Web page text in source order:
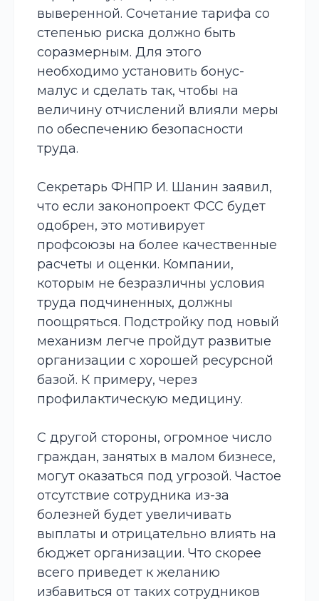
выверенной. Сочетание тарифа со
степенью риска должно быть
соразмерным. Для этого
необходимо установить бонус-
малус и сделать так, чтобы на
величину отчислений влияли меры
по обеспечению безопасности
труда.
Секретарь ФНПР И. Шанин заявил,
что если законопроект ФСС будет
одобрен, это мотивирует
профсоюзы на более качественные
расчеты и оценки. Компании,
которым не безразличны условия
труда подчиненных, должны
поощряться. Подстройку под новый
механизм легче пройдут развитые
организации с хорошей ресурсной
базой. К примеру, через
профилактическую медицину.
С другой стороны, огромное число
граждан, занятых в малом бизнесе,
могут оказаться под угрозой. Частое
отсутствие сотрудника из-за
болезней будет увеличивать
выплаты и отрицательно влиять на
бюджет организации. Что скорее
всего приведет к желанию
избавиться от таких сотрудников